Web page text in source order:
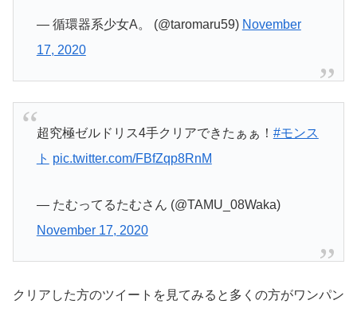
— 循環器系少女A。 (@taromaru59) November
17, 2020
超究極ゼルドリス4手クリアできたぁぁ！ #モンス
ト pic.twitter.com/FBfZqp8RnM
— たむってるたむさん (@TAMU_08Waka)
November 17, 2020
クリアした方のツイートを見てみると多くの方がワンパン